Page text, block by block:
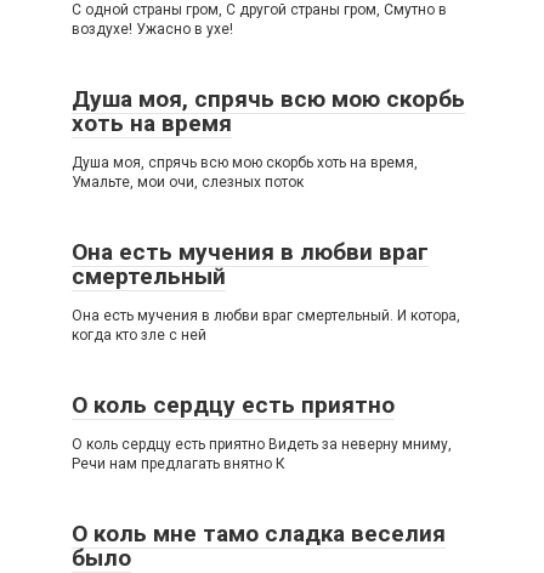
С одной страны гром, С другой страны гром, Смутно в
воздухе! Ужасно в ухе!
Душа моя, спрячь всю мою скорбь
хоть на время
Душа моя, спрячь всю мою скорбь хоть на время,
Умальте, мои очи, слезных поток
Она есть мучения в любви враг
смертельный
Она есть мучения в любви враг смертельный. И котора,
когда кто зле с ней
О коль сердцу есть приятно
О коль сердцу есть приятно Видеть за неверну мниму,
Речи нам предлагать внятно К
О коль мне тамо сладка веселия
было